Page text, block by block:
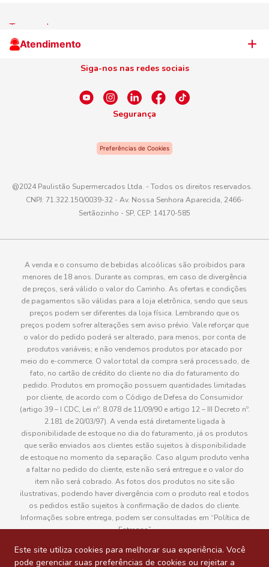
Este site utiliza cookies para melhorar sua experiência. Você
pode gerenciar suas preferências de cookies ou rejeitar a
Nosso Cartão
Televendas
Termos de uso
Centro de Privacidade
Atendimento
E-mail
Siga-nos nas redes sociais
Segurança
Preferências de Cookies
@2024 Paulistão Supermercados Ltda. - Todos os direitos reservados.
CNPJ: 71.322.150/0039-32 - Av. Nossa Senhora Aparecida, 2466-
Sertãozinho - SP, CEP: 14170-585
A venda e o consumo de bebidas alcoólicas são proibidos para
menores de 18 anos. Durante as compras, em caso de divergência
de preços, será válido o valor do Carrinho. As ofertas e condições
de pagamentos são válidas para a loja eletrônica, sendo que seus
preços podem ser diferentes da loja física. Lembrando que os
preços podem sofrer alterações sem aviso prévio. Vale reforçar que
o valor do pedido poderá ser alterado, para menos, por conta de
produtos variáveis; e não vendemos produtos por atacado por
meio do e-commerce. O valor total da compra será processado, de
fato, no cartão de crédito do cliente no dia do faturamento do
pedido. Produtos em promoção possuem quantidades limitadas
por cliente, de acordo com o Código de Defesa do Consumidor
(artigo 39 – I CDC, Lei nº. 8.078 de 11/09/90 e artigo 12 – III Decreto nº.
2.181 de 20/03/97). A venda está diretamente ligada à
disponibilidade de estoque no dia do faturamento, já os produtos
que serão enviados aos clientes estão sujeitos à disponibilidade
de estoque no momento da separação. Caso algum produto venha
a faltar no pedido do cliente, este não será entregue e o valor do
item não será cobrado. As fotos dos produtos no site são
ilustrativas, podendo haver divergência com o produto real e todos
os pedidos estão sujeitos à confirmação de dados do cliente.
Informações sobre entrega, podem ser consultadas em “Política de
Entregas”